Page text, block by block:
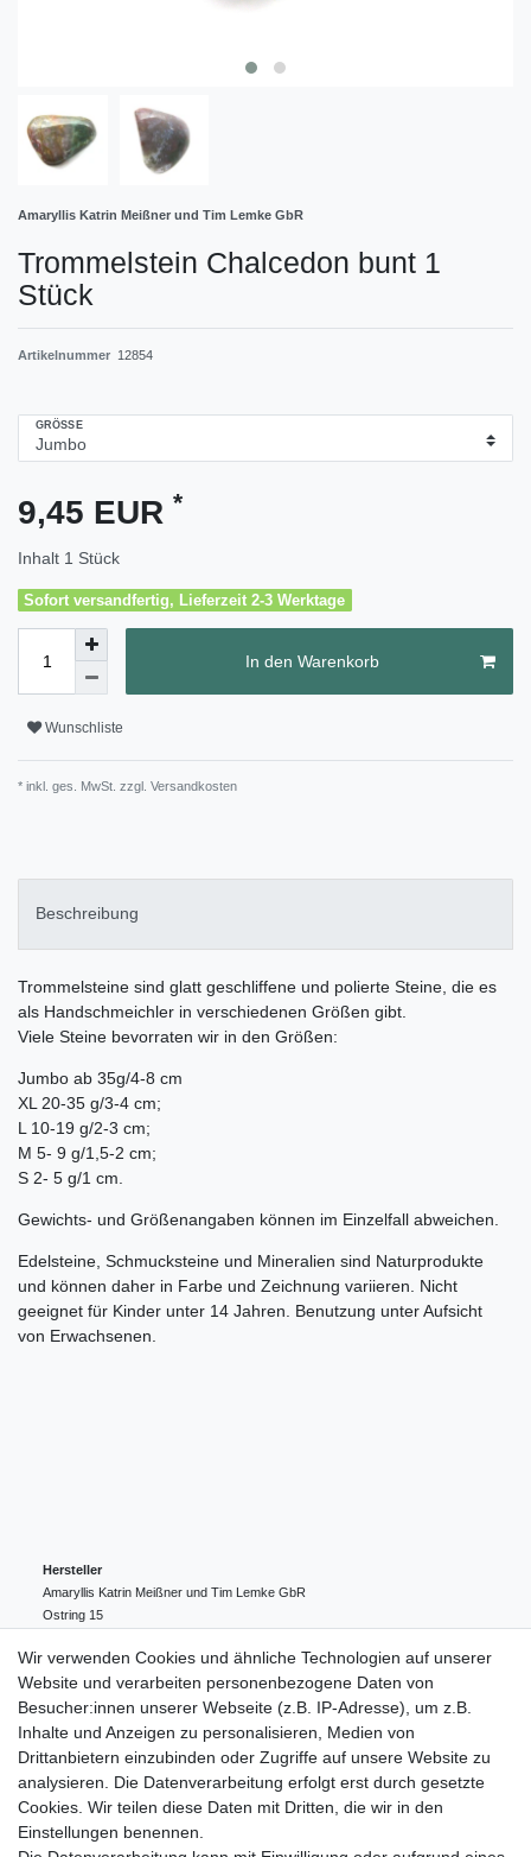
Amaryllis Katrin Meißner und Tim Lemke GbR
Trommelstein Chalcedon bunt 1
Stück
Artikelnummer 12854
GRÖSSE
9,45 EUR *
Inhalt 1 Stück
Sofort versandfertig, Lieferzeit 2-3 Werktage
In den Warenkorb
Wunschliste
* inkl. ges. MwSt. zzgl. Versandkosten
Beschreibung
Trommelsteine sind glatt geschliffene und polierte Steine, die es
als Handschmeichler in verschiedenen Größen gibt.
Viele Steine bevorraten wir in den Größen:
Jumbo ab 35g/4-8 cm
XL 20-35 g/3-4 cm;
L 10-19 g/2-3 cm;
M 5- 9 g/1,5-2 cm;
S 2- 5 g/1 cm.
Gewichts- und Größenangaben können im Einzelfall abweichen.
Edelsteine, Schmucksteine und Mineralien sind Naturprodukte
und können daher in Farbe und Zeichnung variieren. Nicht
geeignet für Kinder unter 14 Jahren. Benutzung unter Aufsicht
von Erwachsenen.
Hersteller
Amaryllis Katrin Meißner und Tim Lemke GbR
Ostring 15
004943548099856
amaryllis-eckernfoerde@t-online.de
EU-Verantwortlicher
Amaryllis Katrin Meißner und Tim Lemke GbR
Ostring
15
004943548099856
amaryllis-eckernfoerde@t-online.de
Wir verwenden Cookies und ähnliche Technologien auf unserer
Website und verarbeiten personenbezogene Daten von
Besucher:innen unserer Webseite (z.B. IP-Adresse), um z.B.
Inhalte und Anzeigen zu personalisieren, Medien von
Drittanbietern einzubinden oder Zugriffe auf unsere Website zu
analysieren. Die Datenverarbeitung erfolgt erst durch gesetzte
Cookies. Wir teilen diese Daten mit Dritten, die wir in den
Einstellungen benennen.